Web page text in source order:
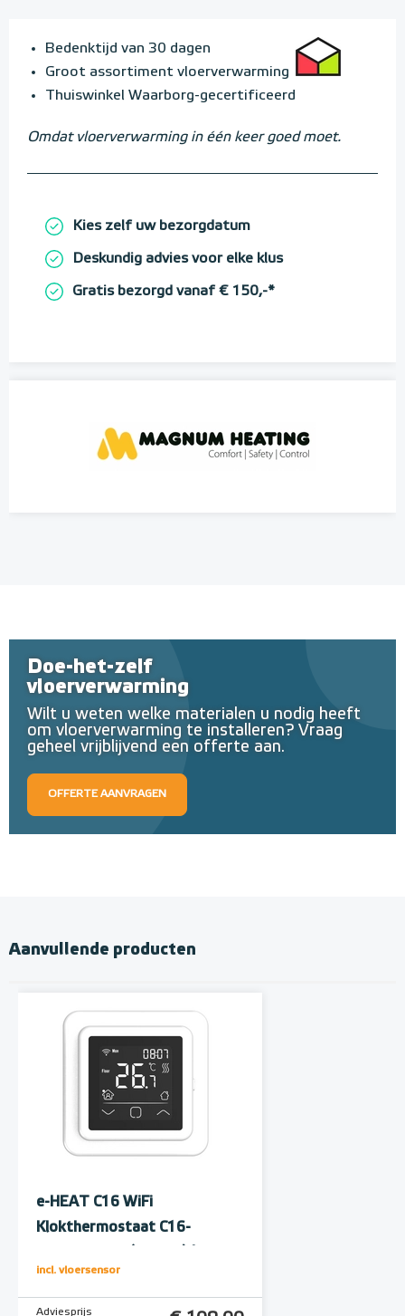
Bedenktijd van 30 dagen
Groot assortiment vloerverwarming
Thuiswinkel Waarborg-gecertificeerd
Omdat vloerverwarming in één keer goed moet.
Kies zelf uw bezorgdatum
Deskundig advies voor elke klus
Gratis bezorgd vanaf € 150,-*
Doe-het-zelf
vloerverwarming
Wilt u weten welke materialen u nodig heeft
om vloerverwarming te installeren? Vraag
geheel vrijblijvend een offerte aan.
OFFERTE AANVRAGEN
Aanvullende producten
e-HEAT C16 WiFi
Klokthermostaat C16-
9010 Wit
incl. vloersensor
Adviesprijs